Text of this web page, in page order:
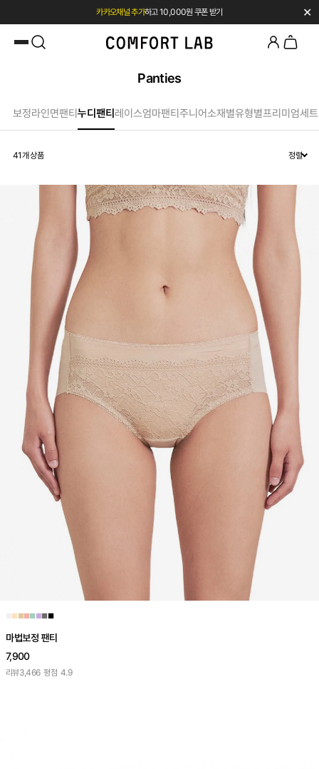
카카오채널 추가하고 10,000원 쿠폰 받기
첫 구매 시 베스트셀러 50% 즉시 할인
✕
Panties
보정라인면팬티누디팬티레이스엄마팬티주니어소재별유형별프리미엄세트
41개 상품 정렬
■■■■■■■
마법보정 팬티
7,900
리뷰3,466 평점 4.9